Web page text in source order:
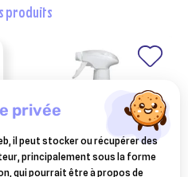
produits
privée
il peut stocker ou récupérer des
principalement sous la forme
qui pourrait être à propos de